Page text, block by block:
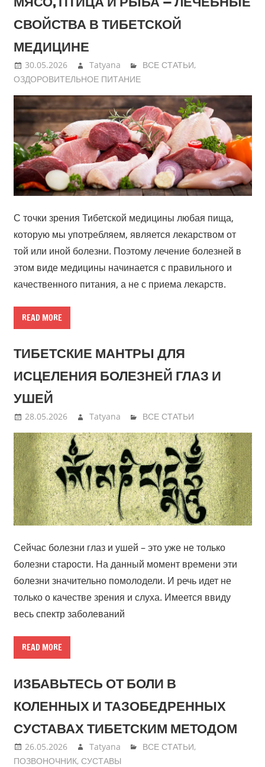
СВОЙСТВА В ТИБЕТСКОЙ
МЕДИЦИНЕ
30.05.2026 Tatyana ВСЕ СТАТЬИ,
ОЗДОРОВИТЕЛЬНОЕ ПИТАНИЕ
С точки зрения Тибетской медицины любая пища,
которую мы употребляем, является лекарством от
той или иной болезни. Поэтому лечение болезней в
этом виде медицины начинается с правильного и
качественного питания, а не с приема лекарств.
READ MORE
ТИБЕТСКИЕ МАНТРЫ ДЛЯ
ИСЦЕЛЕНИЯ БОЛЕЗНЕЙ ГЛАЗ И
УШЕЙ
28.05.2026 Tatyana ВСЕ СТАТЬИ
Сейчас болезни глаз и ушей – это уже не только
болезни старости. На данный момент времени эти
болезни значительно помолодели. И речь идет не
только о качестве зрения и слуха. Имеется ввиду
весь спектр заболеваний
READ MORE
ИЗБАВЬТЕСЬ ОТ БОЛИ В
КОЛЕННЫХ И ТАЗОБЕДРЕННЫХ
СУСТАВАХ ТИБЕТСКИМ МЕТОДОМ
26.05.2026 Tatyana ВСЕ СТАТЬИ,
ПОЗВОНОЧНИК, СУСТАВЫ